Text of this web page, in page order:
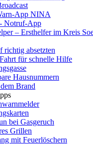
App NINA
Notruf-App
– Ersthelfer im Kreis
richtig absetzten
für schnelle Hilfe
Hausnummern
Brand
bei Gasgeruch
Grillen
mit Feuerlöschern